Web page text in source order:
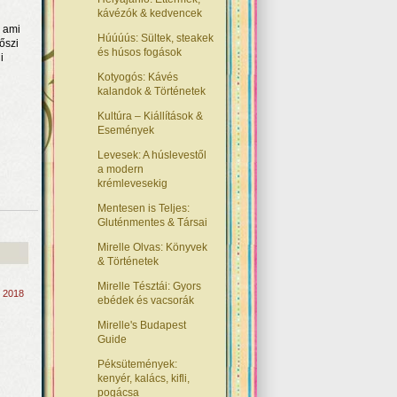
kávézók & kedvencek
Húúúús: Sültek, steakek
és húsos fogások
Kotyogós: Kávés
kalandok & Történetek
Kultúra – Kiállítások &
Események
Levesek: A húslevestől
a modern
krémlevesekig
Mentesen is Teljes:
Gluténmentes & Társai
Mirelle Olvas: Könyvek
& Történetek
Mirelle Tésztái: Gyors
ebédek és vacsorák
Mirelle's Budapest
Guide
Péksütemények:
kenyér, kalács, kifli,
pogácsa
ami